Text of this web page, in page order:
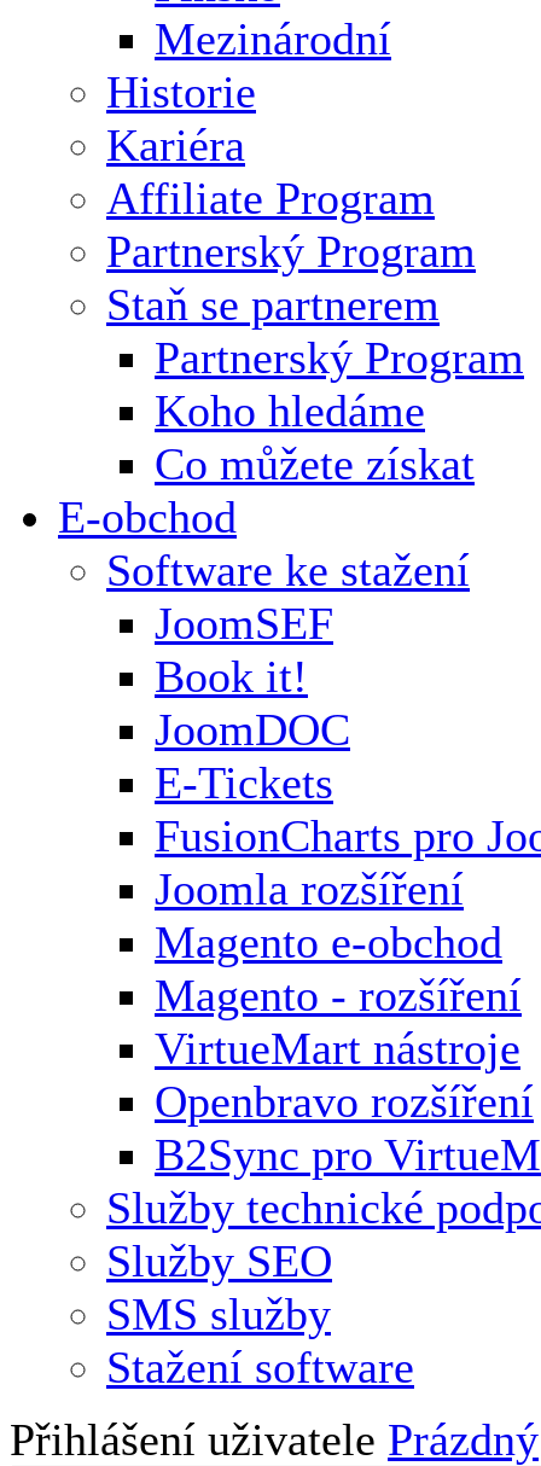
Mezinárodní
Historie
Kariéra
Affiliate Program
Partnerský Program
Staň se partnerem
Partnerský Program
Koho hledáme
Co můžete získat
E-obchod
Software ke stažení
JoomSEF
Book it!
JoomDOC
E-Tickets
FusionCharts pro
Joomla rozšíření
Magento e-obchod
Magento - rozšíření
VirtueMart nástroje
Openbravo rozšíření
B2Sync pro
Služby technické
Služby SEO
SMS služby
Stažení software
Přihlášení uživatele Prázdný